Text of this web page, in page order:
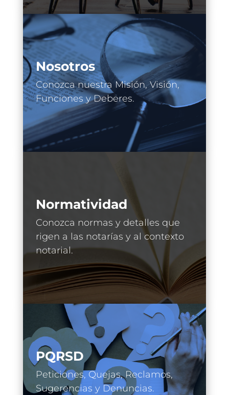
Nosotros
Conozca nuestra Misión, Visión,
Funciones y Deberes.
Normatividad
Conozca normas y detalles que
rigen a las notarías y al contexto
notarial.
PQRSD
Peticiones, Quejas, Reclamos,
Sugerencias y Denuncias.